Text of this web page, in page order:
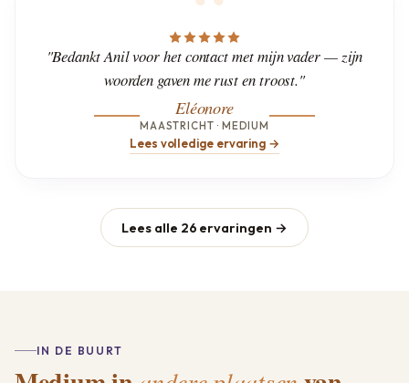
"Bedankt Anil voor het contact met mijn vader — zijn
woorden gaven me rust en troost."
Eléonore
MAASTRICHT · MEDIUM
Lees volledige ervaring →
Lees alle 26 ervaringen →
IN DE BUURT